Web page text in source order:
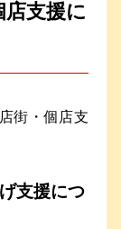
店支援に
街・個店支
支援につ